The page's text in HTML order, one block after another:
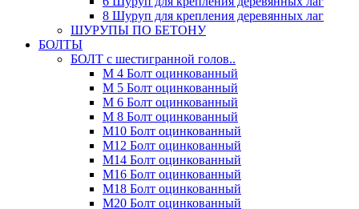
8 Шуруп для крепления деревянных лаг
ШУРУПЫ ПО БЕТОНУ
БОЛТЫ
БОЛТ с шестигранной голов..
М 4 Болт оцинкованный
М 5 Болт оцинкованный
М 6 Болт оцинкованный
М 8 Болт оцинкованный
М10 Болт оцинкованный
М12 Болт оцинкованный
М14 Болт оцинкованный
М16 Болт оцинкованный
М18 Болт оцинкованный
М20 Болт оцинкованный